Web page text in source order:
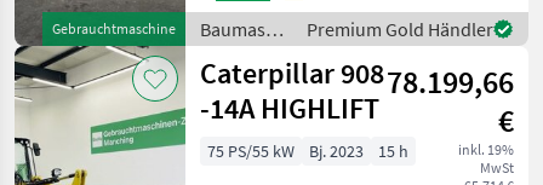
Gebrauchtmaschine
Ihre Anfrage zur
Verfügung!CAT 303.5CR-07A
Baumaschinen
/
Caterpillar
Premium Gold Händler
Caterpillar 908
-14A HIGHLIFT
78.199,66
€
inkl. 19%
MwSt
75 PS/55 kW Bj. 2023
15 h